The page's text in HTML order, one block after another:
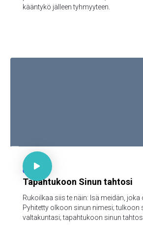
kääntykö jälleen tyhmyyteen.
Matt 6:9-13

65
Tapahtukoon Sinun tahtosi
Rukoilkaa siis te näin: Isä meidän, joka
Pyhitetty olkoon sinun nimesi; tulkoon
valtakuntasi; tapahtukoon sinun